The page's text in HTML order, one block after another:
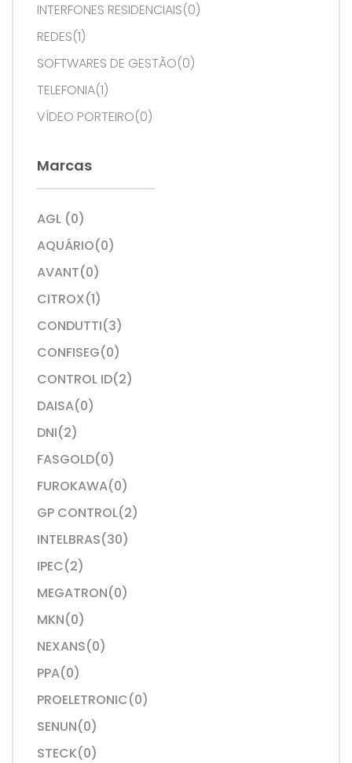
INTERFONES RESIDENCIAIS(0)
REDES(1)
SOFTWARES DE GESTÃO(0)
TELEFONIA(1)
VÍDEO PORTEIRO(0)
Marcas
AGL (0)
AQUÁRIO(0)
AVANT(0)
CITROX(1)
CONDUTTI(3)
CONFISEG(0)
CONTROL ID(2)
DAISA(0)
DNI(2)
FASGOLD(0)
FUROKAWA(0)
GP CONTROL(2)
INTELBRAS(30)
IPEC(2)
MEGATRON(0)
MKN(0)
NEXANS(0)
PPA(0)
PROELETRONIC(0)
SENUN(0)
STECK(0)